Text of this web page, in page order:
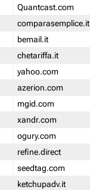
Quantcast.com
comparasemplice.it
bemail.it
chetariffa.it
yahoo.com
azerion.com
mgid.com
xandr.com
ogury.com
refine.direct
seedtag.com
ketchupadv.it